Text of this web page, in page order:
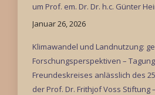
um Prof. em. Dr. Dr. h.c. Günter
Januar 26, 2026
Klimawandel und Landnutzung:
Forschungsperspektiven –
Freundeskreises anlässlich des
der Prof. Dr. Frithjof Voss Stiftung